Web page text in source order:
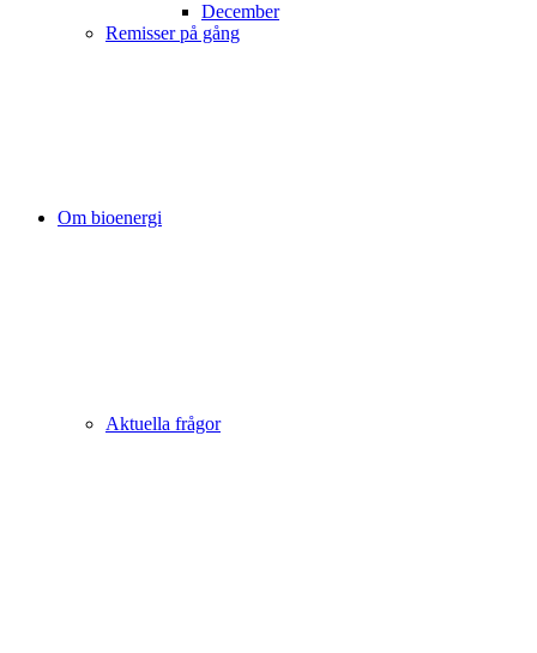
December
Remisser på gång
Om bioenergi
Aktuella frågor